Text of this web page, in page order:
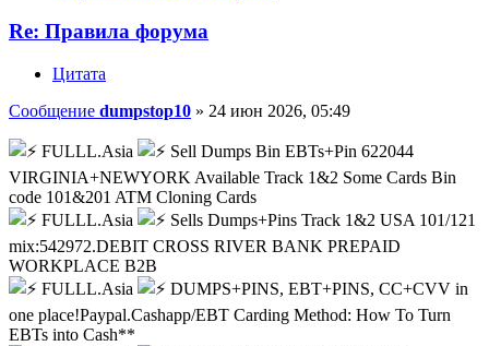
Re: Правила форума
Цитата
Сообщение dumpstop10 » 24 июн 2026, 05:49
FULLL.Asia
Sell Dumps Bin EBTs+Pin 622044
VIRGINIA+NEWYORK Available Track 1&2 Some Cards Bin
code 101&201 ATM Cloning Cards
FULLL.Asia
Sells Dumps+Pins Track 1&2 USA 101/121
mix:542972.DEBIT CROSS RIVER BANK PREPAID
WORKPLACE B2B
FULLL.Asia
DUMPS+PINS, EBT+PINS, CC+CVV in
one place!Paypal.Cashapp/EBT Carding Method: How To Turn
EBTs into Cash**